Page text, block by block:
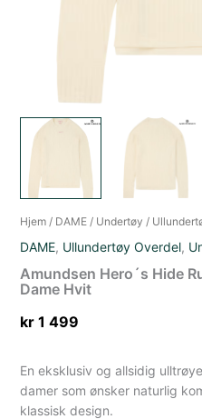
Hjem / DAME / Undertøy /
DAME, Ullundertøy Overdel,
Amundsen Hero´s Hide
Dame Hvit
kr 1 499
En eksklusiv og allsidig
damer som ønsker naturlig
klassisk design.